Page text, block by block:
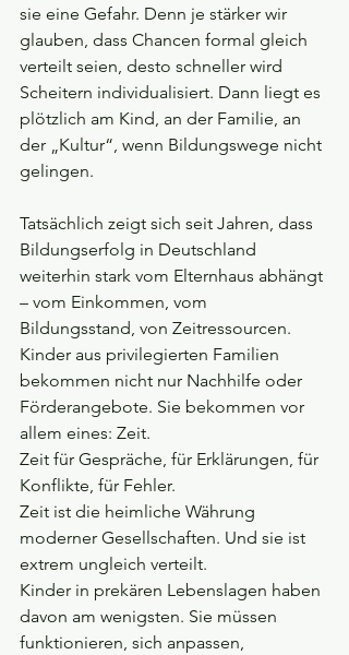
sie eine Gefahr. Denn je stärker wir
glauben, dass Chancen formal gleich
verteilt seien, desto schneller wird
Scheitern individualisiert. Dann liegt es
plötzlich am Kind, an der Familie, an
der „Kultur“, wenn Bildungswege nicht
gelingen.
Tatsächlich zeigt sich seit Jahren, dass
Bildungserfolg in Deutschland
weiterhin stark vom Elternhaus abhängt
– vom Einkommen, vom
Bildungsstand, von Zeitressourcen.
Kinder aus privilegierten Familien
bekommen nicht nur Nachhilfe oder
Förderangebote. Sie bekommen vor
allem eines: Zeit.
Zeit für Gespräche, für Erklärungen, für
Konflikte, für Fehler.
Zeit ist die heimliche Währung
moderner Gesellschaften. Und sie ist
extrem ungleich verteilt.
Kinder in prekären Lebenslagen haben
davon am wenigsten. Sie müssen
funktionieren, sich anpassen,